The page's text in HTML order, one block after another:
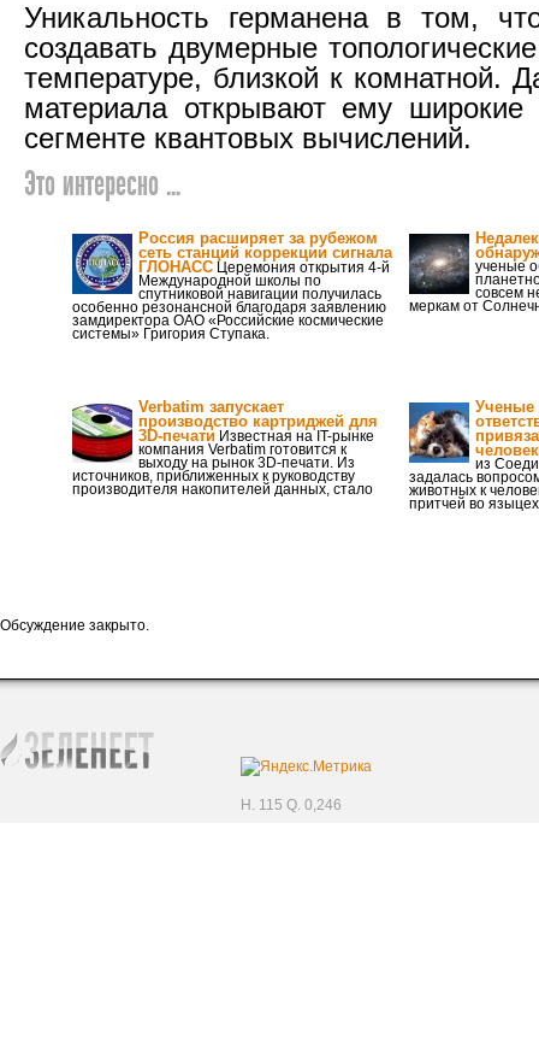
Уникальность германена в том,
создавать двумерные
температуре, близкой к комнатной.
материала открывают ему широкие
сегменте квантовых вычислений.
Это интересно ...
Россия расширяет за рубежом
сеть станций коррекции сигнала
ГЛОНАСС Церемония открытия 4-й
Международной школы по
спутниковой навигации получилась
особенно резонансной благодаря заявлению
замдиректора ОАО «Российские космические
системы» Григория Ступака.
ученые
совсем
меркам от
Verbatim запускает
производство картриджей для
3D-печати Известная на IT-рынке
компания Verbatim готовится к
выходу на рынок 3D-печати. Из
источников, приближенных к руководству
производителя накопителей данных, стало
Ученые
из
задалась
животных к
притчей во
Обсуждение закрыто.
H. 115 Q. 0,246